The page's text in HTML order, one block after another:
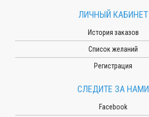
ЛИЧНЫЙ КАБИНЕТ
История заказов
Список желаний
Регистрация
СЛЕДИТЕ ЗА НАМИ
Facebook